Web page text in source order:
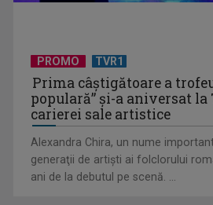
PROMO TVR1
Prima câştigătoare a
populară” şi-a aniversat
carierei sale artistice
Alexandra Chira, un nume
generaţii de artişti ai folclorului
ani de la debutul pe scenă. ...